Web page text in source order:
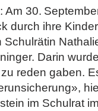
30.
durch ihre
Darin
reden gaben.
im Schulrat